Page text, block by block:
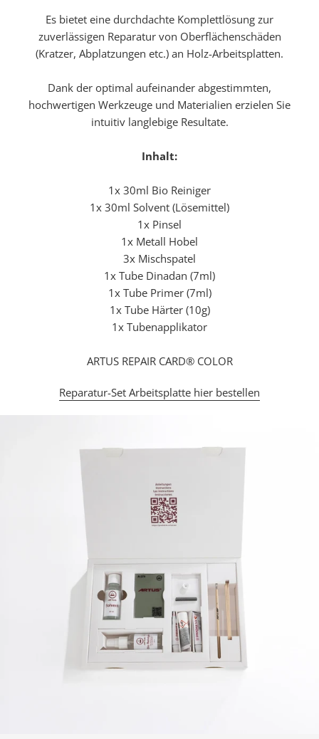
Es bietet eine durchdachte Komplettlösung zur
zuverlässigen Reparatur von Oberflächenschäden
(Kratzer, Abplatzungen etc.) an Holz-Arbeitsplatten.
Dank der optimal aufeinander abgestimmten,
hochwertigen Werkzeuge und Materialien erzielen Sie
intuitiv langlebige Resultate.
Inhalt:
1x 30ml Bio Reiniger
1x 30ml Solvent (Lösemittel)
1x Pinsel
1x Metall Hobel
3x Mischspatel
1x Tube Dinadan (7ml)
1x Tube Primer (7ml)
1x Tube Härter (10g)
1x Tubenapplikator
ARTUS REPAIR CARD® COLOR
Reparatur-Set Arbeitsplatte hier bestellen